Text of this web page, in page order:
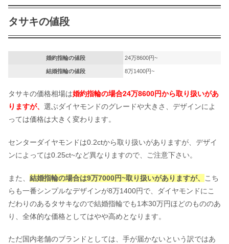
タサキの値段
婚約指輪の値段 24万8600円~
結婚指輪の値段 8万1400円~
タサキの価格相場は婚約指輪の場合24万8600円から取り扱いがあ
りますが、 選ぶダイヤモンドのグレードや大きさ、デザインによ
っては価格は大きく変わります。
センターダイヤモンドは0.2ctから取り扱いがありますが、デザイ
ンによっては0.25ct~など異なりますので、ご注意下さい。
また、 結婚指輪の場合は9万7000円~取り扱いがありますが、
こち
らも一番シンプルなデザインが8万1400円で、ダイヤモンドにこ
だわりのあるタサキなので結婚指輪でも1本30万円ほどのもののあ
り、全体的な価格としてはやや高めとなります。
ただ国内老舗のブランドとしては、手が届かないという訳ではあ